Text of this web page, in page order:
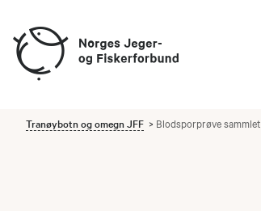
Tranøybotn og omegn JFF Blodsporprøve sammlet